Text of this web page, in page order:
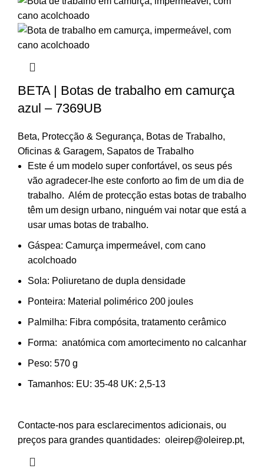
BETA | Botas de trabalho em camurça
azul – 7369UB
Beta, Protecção & Segurança, Botas de Trabalho,
Oficinas & Garagem, Sapatos de Trabalho
Este é um modelo super confortável, os seus pés
vão agradecer-lhe este conforto ao fim de um dia de
trabalho. Além de protecção estas botas de trabalho
têm um design urbano, ninguém vai notar que está a
usar umas botas de trabalho.
Gáspea: Camurça impermeável, com cano
acolchoado
Sola: Poliuretano de dupla densidade
Ponteira: Material polimérico 200 joules
Palmilha: Fibra compósita, tratamento cerâmico
Forma: anatómica com amortecimento no calcanhar
Peso: 570 g
Tamanhos: EU: 35-48 UK: 2,5-13
Contacte-nos para esclarecimentos adicionais, ou
preços para grandes quantidades: oleirep@oleirep.pt,